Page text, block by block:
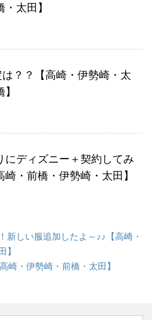
太田】
？？【高崎・伊勢崎・太
にディズニー＋契約してみ
・前橋・伊勢崎・太田】
新しい服追加したよ～♪♪【高崎・
】
高崎・伊勢崎・前橋・太田】